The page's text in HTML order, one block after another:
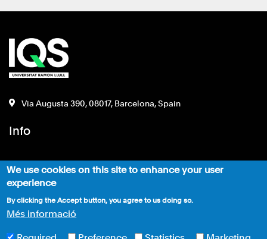
Via Augusta 390, 08017, Barcelona, Spain
Info
Política de privacitat
Suport
We use cookies on this site to enhance your user
experience
By clicking the Accept button, you agree to us doing so.
Més informació